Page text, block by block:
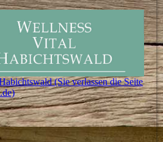
(Sie verlassen die Seite